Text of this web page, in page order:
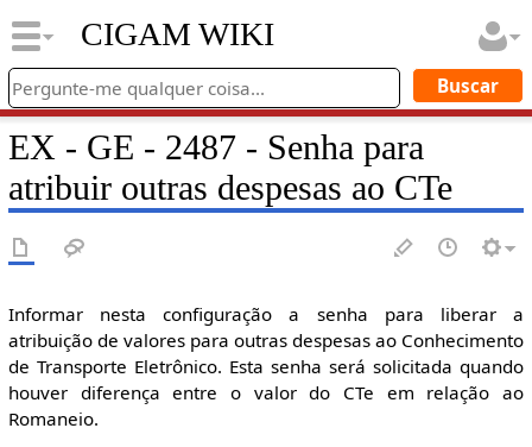
CIGAM WIKI
EX - GE - 2487 - Senha para
atribuir outras despesas ao CTe
Informar nesta configuração a senha para liberar a
atribuição de valores para outras despesas ao Conhecimento
de Transporte Eletrônico. Esta senha será solicitada quando
houver diferença entre o valor do CTe em relação ao
Romaneio.